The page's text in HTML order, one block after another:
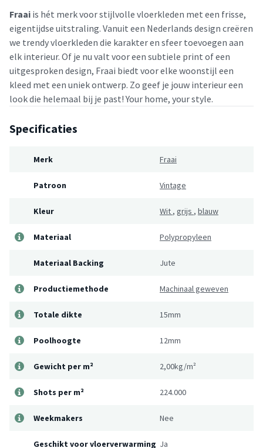
Fraai is hét merk voor stijlvolle vloerkleden met een frisse,
eigentijdse uitstraling. Vanuit een Nederlands design creëren
we trendy vloerkleden die karakter en sfeer toevoegen aan
elk interieur. Of je nu valt voor een subtiele print of een
uitgesproken design, Fraai biedt voor elke woonstijl een
kleed met een uniek ontwerp. Zo geef je jouw interieur een
look die helemaal bij je past! Your home, your style.
Specificaties
Merk Fraai
Patroon Vintage
Kleur Wit , grijs , blauw
Materiaal Polypropyleen
Materiaal Backing Jute
Productiemethode Machinaal geweven
Totale dikte 15mm
Poolhoogte 12mm
Gewicht per m² 2,00kg/m²
Shots per m² 224.000
Weekmakers Nee
Geschikt voor vloerverwarming Ja